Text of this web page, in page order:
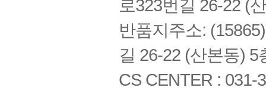
로323번길 26-22 (
반품지주소:
길 26-22 (산본동) 5
CS CENTER : 031-